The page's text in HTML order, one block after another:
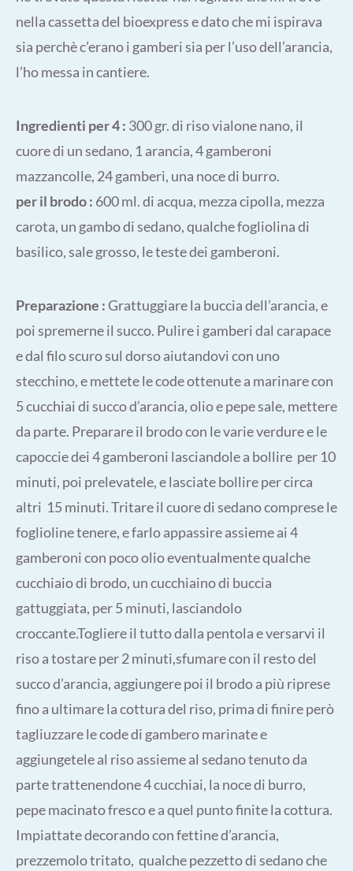
nella cassetta del bioexpress e dato che mi ispirava
sia perchè c’erano i gamberi sia per l’uso dell’arancia,
l’ho messa in cantiere.
Ingredienti per 4 : 300 gr. di riso vialone nano, il
cuore di un sedano, 1 arancia, 4 gamberoni
mazzancolle, 24 gamberi, una noce di burro.
per il brodo : 600 ml. di acqua, mezza cipolla, mezza
carota, un gambo di sedano, qualche fogliolina di
basilico, sale grosso, le teste dei gamberoni.
Preparazione :Grattuggiare la buccia dell’arancia, e
poi spremerne il succo. Pulire i gamberi dal carapace
e dal filo scuro sul dorso aiutandovi con uno
stecchino, e mettete le code ottenute a marinare con
5 cucchiai di succo d’arancia, olio e pepe sale, mettere
da parte. Preparare il brodo con le varie verdure e le
capoccie dei 4 gamberoni lasciandole a bollire per 10
minuti, poi prelevatele, e lasciate bollire per circa
altri 15 minuti. Tritare il cuore di sedano comprese le
foglioline tenere, e farlo appassire assieme ai 4
gamberoni con poco olio eventualmente qualche
cucchiaio di brodo, un cucchiaino di buccia
gattuggiata, per 5 minuti, lasciandolo
croccante.Togliere il tutto dalla pentola e versarvi il
riso a tostare per 2 minuti,sfumare con il resto del
succo d’arancia, aggiungere poi il brodo a più riprese
fino a ultimare la cottura del riso, prima di finire però
tagliuzzare le code di gambero marinate e
aggiungetele al riso assieme al sedano tenuto da
parte trattenendone 4 cucchiai, la noce di burro,
pepe macinato fresco e a quel punto finite la cottura.
Impiattate decorando con fettine d’arancia,
prezzemolo tritato, qualche pezzetto di sedano che